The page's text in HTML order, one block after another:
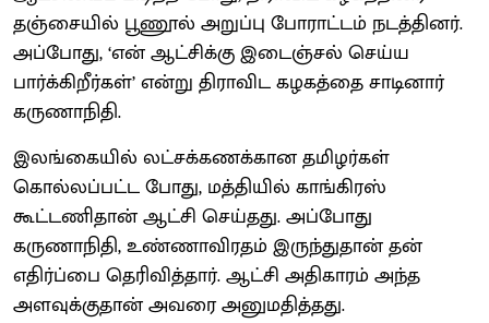
தஞ்சையில் பூணூல் அறுப்பு போராட்டம் நடத்தினர்.
அப்போது, ‘என் ஆட்சிக்கு இடைஞ்சல் செய்ய
பார்க்கிறீர்கள்’ என்று திராவிட கழகத்தை சாடினார்
கருணாநிதி.
இலங்கையில் லட்சக்கணக்கான தமிழர்கள்
கொல்லப்பட்ட போது, மத்தியில் காங்கிரஸ்
கூட்டணிதான் ஆட்சி செய்தது. அப்போது
கருணாநிதி, உண்ணாவிரதம் இருந்துதான் தன்
எதிர்ப்பை தெரிவித்தார். ஆட்சி அதிகாரம் அந்த
அளவுக்குதான் அவரை அனுமதித்தது.